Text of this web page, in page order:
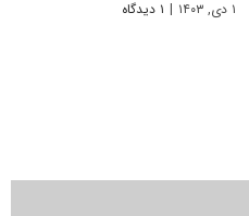
۱ دی, ۱۴۰۳ | ۱ دیدگاه